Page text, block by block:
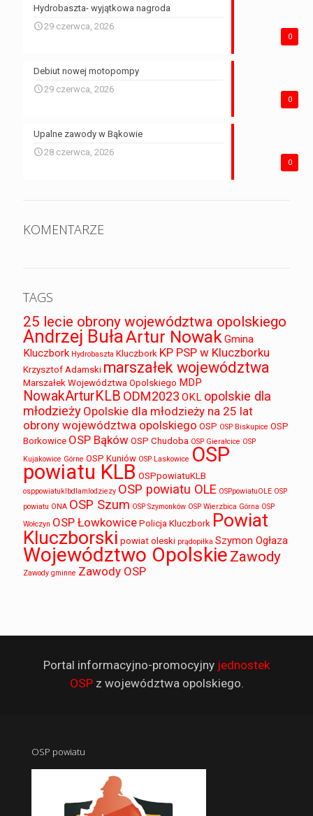
0
Hydrobaszta- wyjątkowa nagroda
29 czerwca, 2026
0
Debiut nowej motopompy
29 czerwca, 2026
0
Upalne zawody w Bąkowie
28 czerwca, 2026
KOMENTARZE
TAGS
25 lecie obrony województwa opolskiego
Andrzej BułaArtur NowakGmina
Kluczbork Hydrobaszta Kluczbork KP PSP w Kluczborku
Krzysztof Adamski marszałek województwa
Marszałek Województwa Opolskiego MDP
NowakArturKLB ODM2023 OKL opolskie dla
młodzieży Opolskie dla młodzieży na 25 lat
obrony województwa opolskiego OSP OSP Biskupice OSP
Borkowice OSP Bąków OSP Chudoba OSP Gierałcice OSP
Kujakowice Górne OSP Kuniów OSP Laskowice OSP
powiatu KLB OSPpowiatuKLB
osppowiatuklbdlamlodziezy OSP powiatu OLE OSPpowiatuOLE OSP
powiatu ONA OSP Szum OSP Szymonków OSP Wierzbica Górna OSP
Wołczyn OSP Łowkowice Policja Kluczbork Powiat
Kluczborski powiat oleski prądopiłka Szymon Ogłaza
Województwo Opolskie Zawody
Zawody gminne Zawody OSP
Portal informacyjno-promocyjny jednostek
OSPz województwa opolskiego.
OSP powiatu